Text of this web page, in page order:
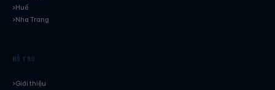
Huế
Nha Trang
HỖ TRỢ
Giới thiệu